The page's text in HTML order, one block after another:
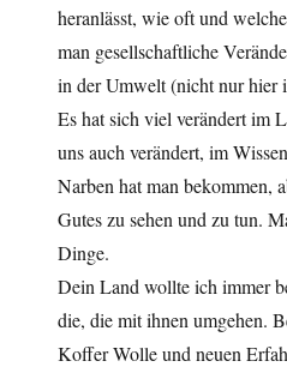
heranlässt, wie oft und
man gesellschaftliche
in der Umwelt (nicht nur hier
Es hat sich viel verändert im
uns auch verändert, im
Narben hat man bekommen,
Gutes zu sehen und zu tun.
Dinge.
Dein Land wollte ich immer
die, die mit ihnen umgehen.
Koffer Wolle und neuen